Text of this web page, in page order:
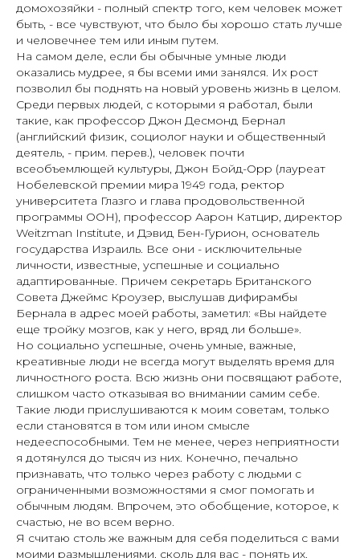
домохозяйки - полный спектр того, кем человек может
быть, - все чувствуют, что было бы хорошо стать лучше
и человечнее тем или иным путем.
На самом деле, если бы обычные умные люди
оказались мудрее, я бы всеми ими занялся. Их рост
позволил бы поднять на новый уровень жизнь в целом.
Среди первых людей, с которыми я работал, были
такие, как профессор Джон Десмонд Бернал
(английский физик, социолог науки и общественный
деятель, - прим. перев.), человек почти
всеобъемлющей культуры, Джон Бойд-Орр (лауреат
Нобелевской премии мира 1949 года, ректор
университета Глазго и глава продовольственной
программы ООН), профессор Аарон Катцир, директор
Weitzman Institute, и Дэвид Бен-Гурион, основатель
государства Израиль. Все они - исключительные
личности, известные, успешные и социально
адаптированные. Причем секретарь Британского
Совета Джеймс Кроузер, выслушав дифирамбы
Бернала в адрес моей работы, заметил: «Вы найдете
еще тройку мозгов, как у него, вряд ли больше».
Но социально успешные, очень умные, важные,
креативные люди не всегда могут выделять время для
личностного роста. Всю жизнь они посвящают работе,
слишком часто отказывая во внимании самим себе.
Такие люди прислушиваются к моим советам, только
если становятся в том или ином смысле
недееспособными. Тем не менее, через неприятности
я дотянулся до тысяч из них. Конечно, печально
признавать, что только через работу с людьми с
ограниченными возможностями я смог помогать и
обычным людям. Впрочем, это обобщение, которое, к
счастью, не во всем верно.
Я считаю столь же важным для себя поделиться с вами
моими размышлениями, сколь для вас - понять их.